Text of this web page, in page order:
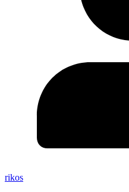
rikos